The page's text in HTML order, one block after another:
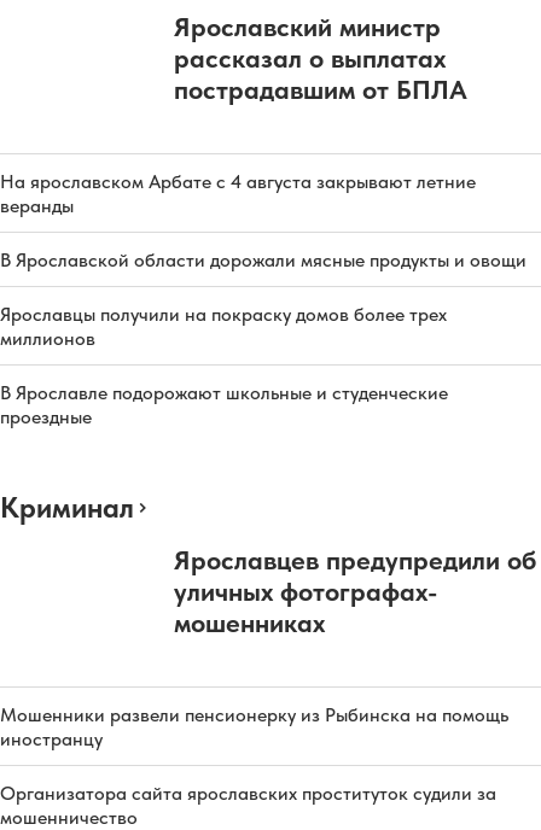
Ярославский министр
рассказал о выплатах
пострадавшим от БПЛА
На ярославском Арбате с 4 августа закрывают летние
веранды
В Ярославской области дорожали мясные продукты и овощи
Ярославцы получили на покраску домов более трех
миллионов
В Ярославле подорожают школьные и студенческие
проездные
Криминал
Ярославцев предупредили об
уличных фотографах-
мошенниках
Мошенники развели пенсионерку из Рыбинска на помощь
иностранцу
Организатора сайта ярославских проституток судили за
мошенничество